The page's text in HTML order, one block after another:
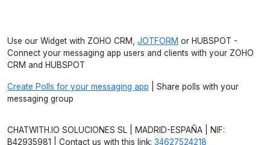
Use our Widget with ZOHO CRM, JOTFORM or HUBSPOT -
Connect your messaging app users and clients with your ZOHO
CRM and HUBSPOT
Create Polls for your messaging app | Share polls with your
messaging group
CHATWITH.IO SOLUCIONES SL | MADRID-ESPAÑA | NIF:
B42935981 | Contact us with this link: 34627524218